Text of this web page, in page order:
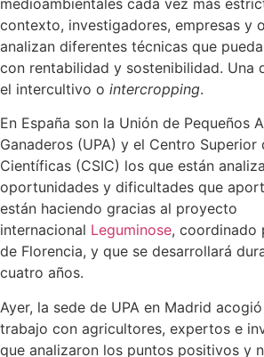
contexto, investigadores, empresas y
analizan diferentes técnicas que
con rentabilidad y sostenibilidad. Una
el intercultivo o intercropping.
En España son la Unión de Pequeños
Ganaderos (UPA) y el Centro Superior
Científicas (CSIC) los que están
oportunidades y dificultades que
están haciendo gracias al proyecto
internacional Leguminose, coordinado
de Florencia, y que se desarrollará
cuatro años.
Ayer, la sede de UPA en Madrid
trabajo con agricultores, expertos e
que analizaron los puntos positivos y